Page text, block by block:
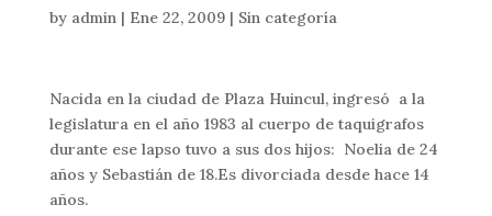
by admin| Ene 22, 2009| Sin categoría
Nacida en la ciudad de Plaza Huincul, ingresó a la
legislatura en el año 1983 al cuerpo de taquigrafos
durante ese lapso tuvo a sus dos hijos: Noelia de 24
años y Sebastián de 18.Es divorciada desde hace 14
años.